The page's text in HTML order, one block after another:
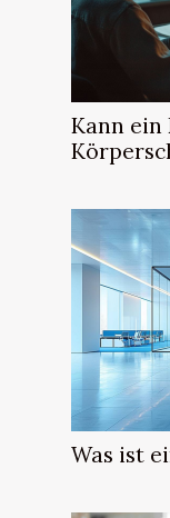
Kann ein
Was ist